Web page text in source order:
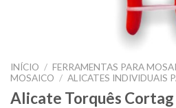
INÍCIO / FERRAMENTAS PARA
MOSAICO / ALICATES INDIVIDUAIS
Alicate Torquês Cortag